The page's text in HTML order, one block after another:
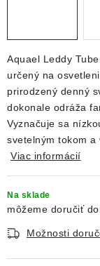
Aquael Leddy
určený na
prirodzený denný
dokonale odráža
Vyznačuje sa
svetelným tokom a
Viac informácií
Na sklade
Možnosti